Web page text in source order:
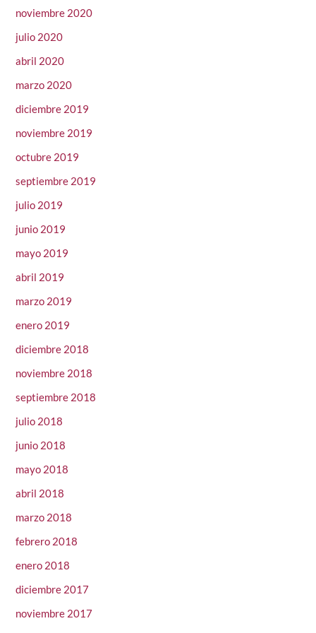
noviembre 2020
julio 2020
abril 2020
marzo 2020
diciembre 2019
noviembre 2019
octubre 2019
septiembre 2019
julio 2019
junio 2019
mayo 2019
abril 2019
marzo 2019
enero 2019
diciembre 2018
noviembre 2018
septiembre 2018
julio 2018
junio 2018
mayo 2018
abril 2018
marzo 2018
febrero 2018
enero 2018
diciembre 2017
noviembre 2017